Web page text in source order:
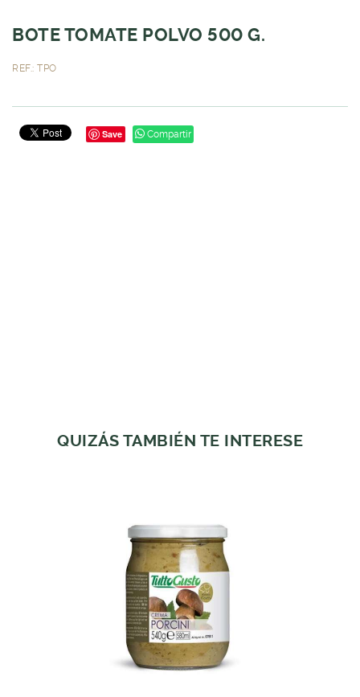
BOTE TOMATE POLVO 500 G.
REF.: TPO
Save Compartir
QUIZÁS TAMBIÉN TE INTERESE